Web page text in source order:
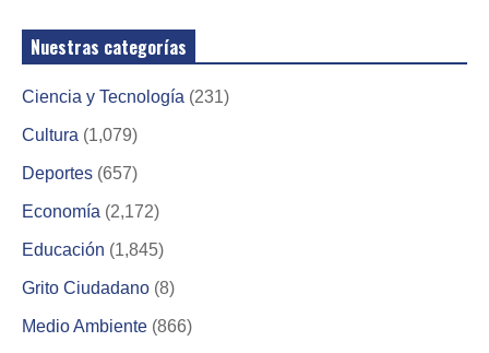
Nuestras categorías
Ciencia y Tecnología (231)
Cultura (1,079)
Deportes (657)
Economía (2,172)
Educación (1,845)
Grito Ciudadano (8)
Medio Ambiente (866)